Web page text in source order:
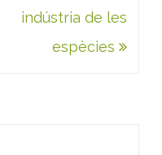
indústria de les
espècies